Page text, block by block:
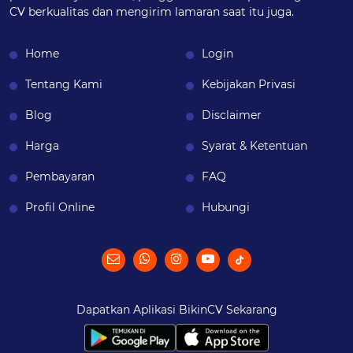
CV berkualitas dan mengirim lamaran saat itu juga.
Home
Tentang Kami
Blog
Harga
Pembayaran
Profil Online
Login
Kebijakan Privasi
Disclaimer
Syarat & Ketentuan
FAQ
Hubungi
Dapatkan Aplikasi BikinCV Sekarang